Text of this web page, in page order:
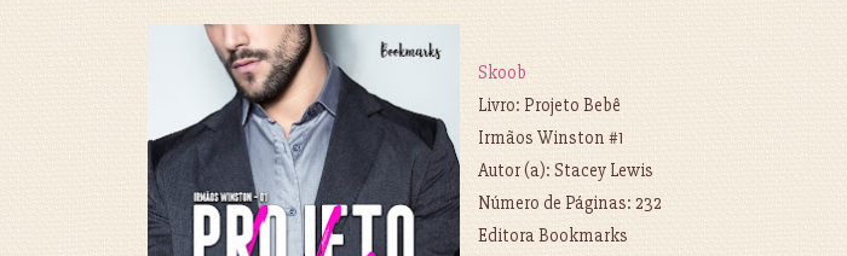
Skoob
Livro: Projeto Bebê
Irmãos Winston #1
Autor (a): Stacey Lewis
Número de Páginas: 232
Editora Bookmarks